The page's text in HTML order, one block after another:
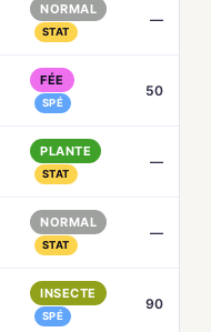
NORMAL
STAT
—
FÉE
SPÉ
50
PLANTE
STAT
—
NORMAL
STAT
—
INSECTE
SPÉ
90